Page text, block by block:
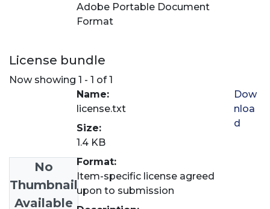
Adobe Portable Document
Format
License bundle
Now showing 1 - 1 of 1
No
Thumbnail
Available
Name:
license.txt
Size:
1.4 KB
Format:
Item-specific license agreed
upon to submission
Dow
nloa
d